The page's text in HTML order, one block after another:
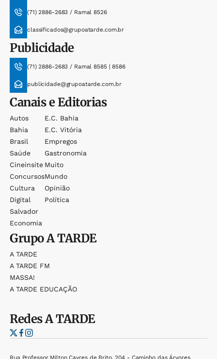
(71) 2886-2683 / Ramal 8526
classificados@grupoatarde.com.br
Publicidade
(71) 2886-2683 / Ramal 8585 | 8586
publicidade@grupoatarde.com.br
Canais e Editorias
Autos
Bahia
Brasil
Saúde
Cineinsite
Concursos
Cultura
Digital
Salvador
Economia
E.c. Bahia
E.c. Vitória
Empregos
Gastronomia
Muito
Mundo
Opinião
Política
GrupoA TARDE
A TARDE
A TARDE FM
MASSA!
A TARDE EDUCAÇÃO
RedesA TARDE
Rua Professor Milton Cayres de Brito, 204 - Caminho das Árvores,